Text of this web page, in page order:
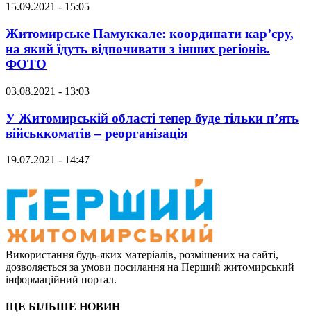
15.09.2021 - 15:05
Житомирське Памуккале: координати кар’єру,
на який їдуть відпочивати з інших регіонів.
ФОТО
03.08.2021 - 13:03
У Житомирській області тепер буде тільки п’ять
військкоматів – реорганізація
19.07.2021 - 14:47
Використання будь-яких матеріалів, розміщених на сайті,
дозволяється за умови посилання на Перший житомирський
інформаційний портал.
ЩЕ БІЛЬШЕ НОВИН